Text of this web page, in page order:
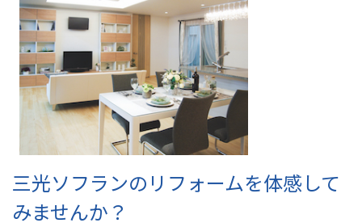
三光ソフランのリフォームを体感して
みませんか？